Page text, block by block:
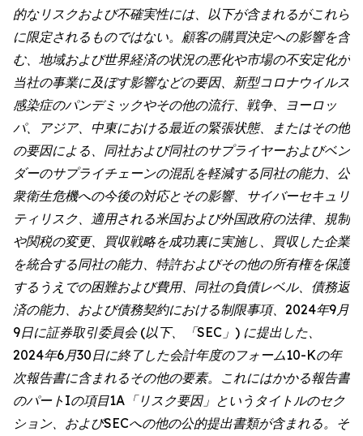
的なリスクおよび不確実性には、以下が含まれるがこれら
に限定されるものではない。顧客の購買決定への影響を含
む、地域および世界経済の状況の悪化や市場の不安定化が
当社の事業に及ぼす影響などの要因、新型コロナウイルス
感染症のパンデミックやその他の流行、戦争、ヨーロッ
パ、アジア、中東における最近の緊張状態、またはその他
の要因による、同社および同社のサプライヤーおよびベン
ダーのサプライチェーンの混乱を軽減する同社の能力、公
衆衛生危機への今後の対応とその影響、サイバーセキュリ
ティリスク、適用される米国および外国政府の法律、規制
や関税の変更、買収戦略を成功裏に実施し、買収した企業
を統合する同社の能力、特許およびその他の所有権を保護
するうえでの困難および費用、同社の負債レベル、債務返
済の能力、および債務契約における制限事項、2024年9月
9日に証券取引委員会 (以下、「SEC」) に提出した、
2024年6月30日に終了した会計年度のフォーム10-Kの年
次報告書に含まれるその他の要素。これにはかかる報告書
のパートIの項目1A「リスク要因」というタイトルのセク
ション、およびSECへの他の公的提出書類が含まれる。そ